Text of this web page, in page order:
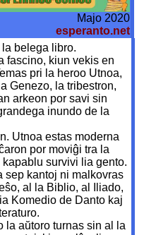
Majo 2020
esperanto.net
belega libro.
fascino, kiun vekis en
pri la heroo Utnoa,
Genezo, la tribestron,
arkeon por savi sin
inundo de la
Utnoa estas moderna
por moviĝi tra la
survivi lia gento.
sep kantoj ni malkovras
al la Biblio, al Iliado,
Komedio de Danto kaj
la aŭtoro turnas sin al la